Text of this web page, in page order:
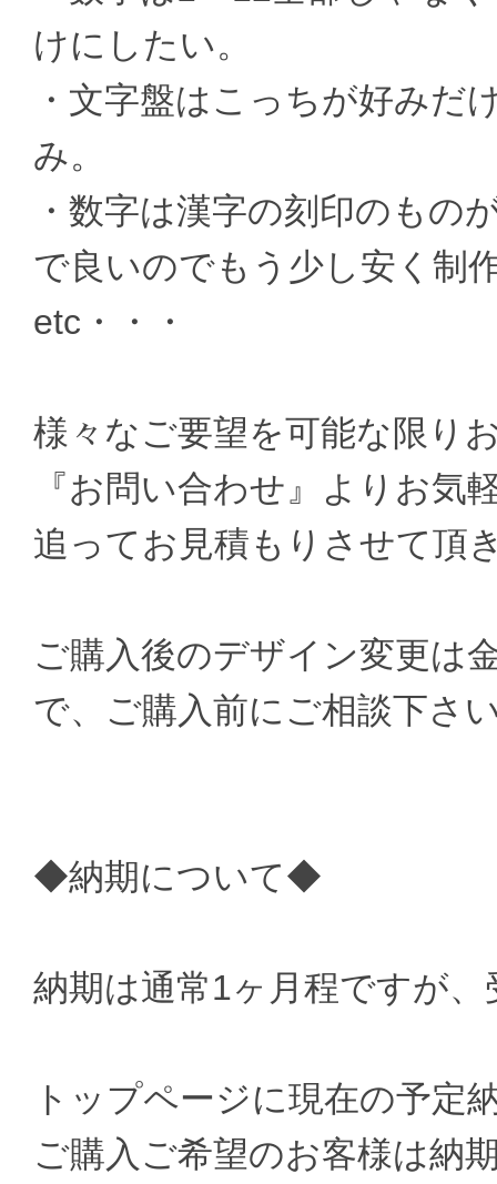
けにしたい。
・文字盤はこっちが好みだ
み。
・数字は漢字の刻印のもの
で良いのでもう少し安く制
etc・・・
様々なご要望を可能な限り
『お問い合わせ』よりお気
追ってお見積もりさせて頂
ご購入後のデザイン変更は
で、ご購入前にご相談下さ
◆納期について◆
納期は通常1ヶ月程ですが
トップページに現在の予定
ご購入ご希望のお客様は納